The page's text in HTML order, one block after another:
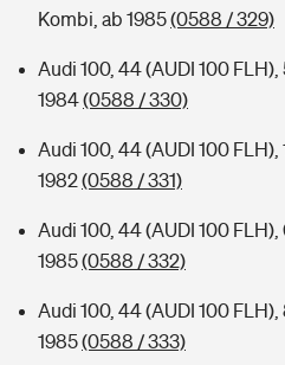
Kombi, ab 1985(0588 / 329)
Audi 100, 44 (AUDI 100
1984(0588 / 330)
Audi 100, 44 (AUDI 100
1982(0588 / 331)
Audi 100, 44 (AUDI 100
1985(0588 / 332)
Audi 100, 44 (AUDI 100
1985(0588 / 333)